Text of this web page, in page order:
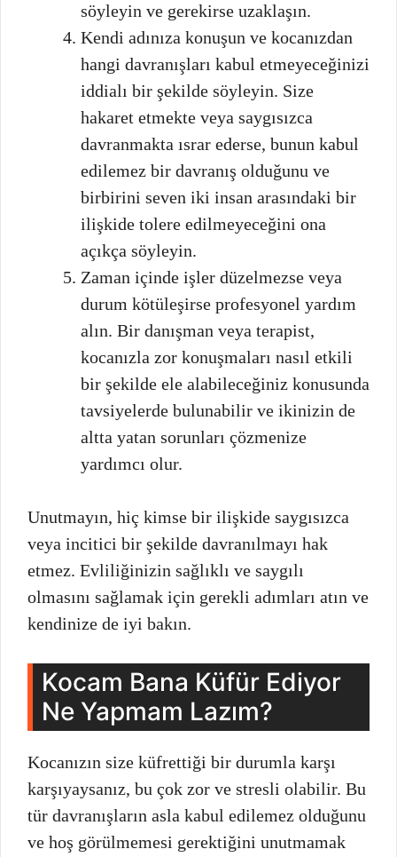
söyleyin ve gerekirse uzaklaşın.
Kendi adınıza konuşun ve kocanızdan
hangi davranışları kabul etmeyeceğinizi
iddialı bir şekilde söyleyin. Size
hakaret etmekte veya saygısızca
davranmakta ısrar ederse, bunun kabul
edilemez bir davranış olduğunu ve
birbirini seven iki insan arasındaki bir
ilişkide tolere edilmeyeceğini ona
açıkça söyleyin.
Zaman içinde işler düzelmezse veya
durum kötüleşirse profesyonel yardım
alın. Bir danışman veya terapist,
kocanızla zor konuşmaları nasıl etkili
bir şekilde ele alabileceğiniz konusunda
tavsiyelerde bulunabilir ve ikinizin de
altta yatan sorunları çözmenize
yardımcı olur.
Unutmayın, hiç kimse bir ilişkide saygısızca
veya incitici bir şekilde davranılmayı hak
etmez. Evliliğinizin sağlıklı ve saygılı
olmasını sağlamak için gerekli adımları atın ve
kendinize de iyi bakın.
Kocam Bana Küfür Ediyor
Ne Yapmam Lazım?
Kocanızın size küfrettiği bir durumla karşı
karşıyaysanız, bu çok zor ve stresli olabilir. Bu
tür davranışların asla kabul edilemez olduğunu
ve hoş görülmemesi gerektiğini unutmamak